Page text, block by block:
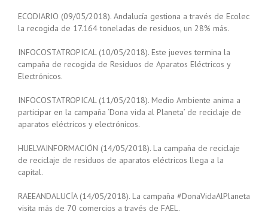
ECODIARIO (09/05/2018). Andalucía gestiona a través de Ecolec
la recogida de 17.164 toneladas de residuos, un 28% más.
INFOCOSTATROPICAL (10/05/2018). Este jueves termina la
campaña de recogida de Residuos de Aparatos Eléctricos y
Electrónicos.
INFOCOSTATROPICAL (11/05/2018). Medio Ambiente anima a
participar en la campaña ‘Dona vida al Planeta’ de reciclaje de
aparatos eléctricos y electrónicos.
HUELVAINFORMACIÓN (14/05/2018). La campaña de reciclaje
de reciclaje de residuos de aparatos eléctricos llega a la
capital.
RAEEANDALUCÍA (14/05/2018). La campaña #DonaVidaAlPlaneta
visita más de 70 comercios a través de FAEL.